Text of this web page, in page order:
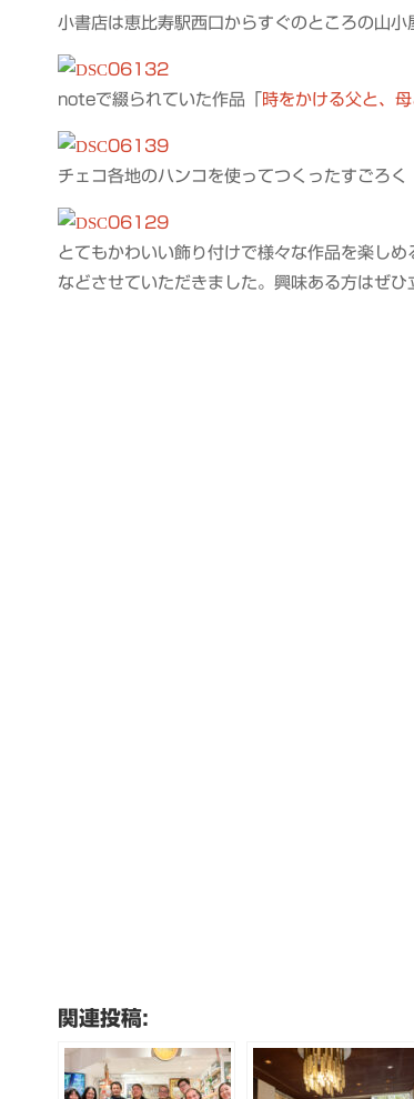
小書店は恵比寿駅西口からすぐのところの山
noteで綴られていた作品「 時をかける父と、母
チェコ各地のハンコを使ってつくったすごろ
とてもかわいい飾り付けで様々な作品を楽し
などさせていただきました。興味ある方はぜひ
関連投稿: